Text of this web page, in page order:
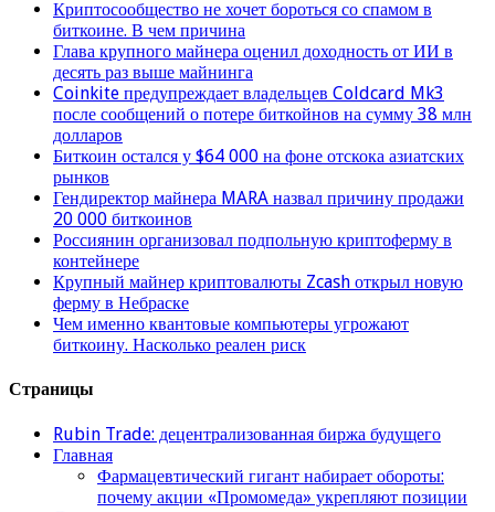
Криптосообщество не хочет бороться со спамом в
биткоине. В чем причина
Глава крупного майнера оценил доходность от ИИ в
десять раз выше майнинга
Coinkite предупреждает владельцев Coldcard Mk3
после сообщений о потере биткойнов на сумму 38 млн
долларов
Биткоин остался у $64 000 на фоне отскока азиатских
рынков
Гендиректор майнера MARA назвал причину продажи
20 000 биткоинов
Россиянин организовал подпольную криптоферму в
контейнере
Крупный майнер криптовалюты Zcash открыл новую
ферму в Небраске
Чем именно квантовые компьютеры угрожают
биткоину. Насколько реален риск
Страницы
Rubin Trade: децентрализованная биржа будущего
Главная
Фармацевтический гигант набирает обороты:
почему акции «Промомеда» укрепляют позиции